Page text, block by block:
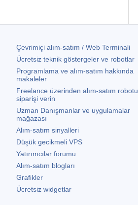
Çevrimiçi alım-satım / Web Terminali
Ücretsiz teknik göstergeler ve robotlar
Programlama ve alım-satım hakkında
makaleler
Freelance üzerinden alım-satım robotu
siparişi verin
Uzman Danışmanlar ve uygulamalar
mağazası
Alım-satım sinyalleri
Düşük gecikmeli VPS
Yatırımcılar forumu
Alım-satım blogları
Grafikler
Ücretsiz widgetlar